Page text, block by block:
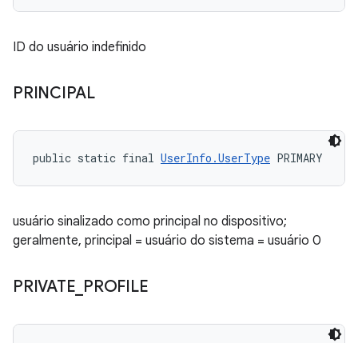
ID do usuário indefinido
PRINCIPAL
public static final UserInfo.UserType PRIMARY
usuário sinalizado como principal no dispositivo;
geralmente, principal = usuário do sistema = usuário 0
PRIVATE PROFILE